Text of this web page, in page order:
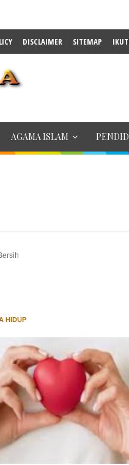
DISCLAIMER SITEMAP
AGAMA ISLAM
HIDUP